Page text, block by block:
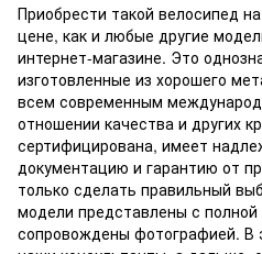
Приобрести такой велосипед
цене, как и любые другие
интернет-магазине. Это
изготовленные из хорошего
всем современным
отношении качества и других
сертифицирована, имеет
документацию и гарантию от
только сделать правильный
модели представлены с полной
сопровождены фотографией. В